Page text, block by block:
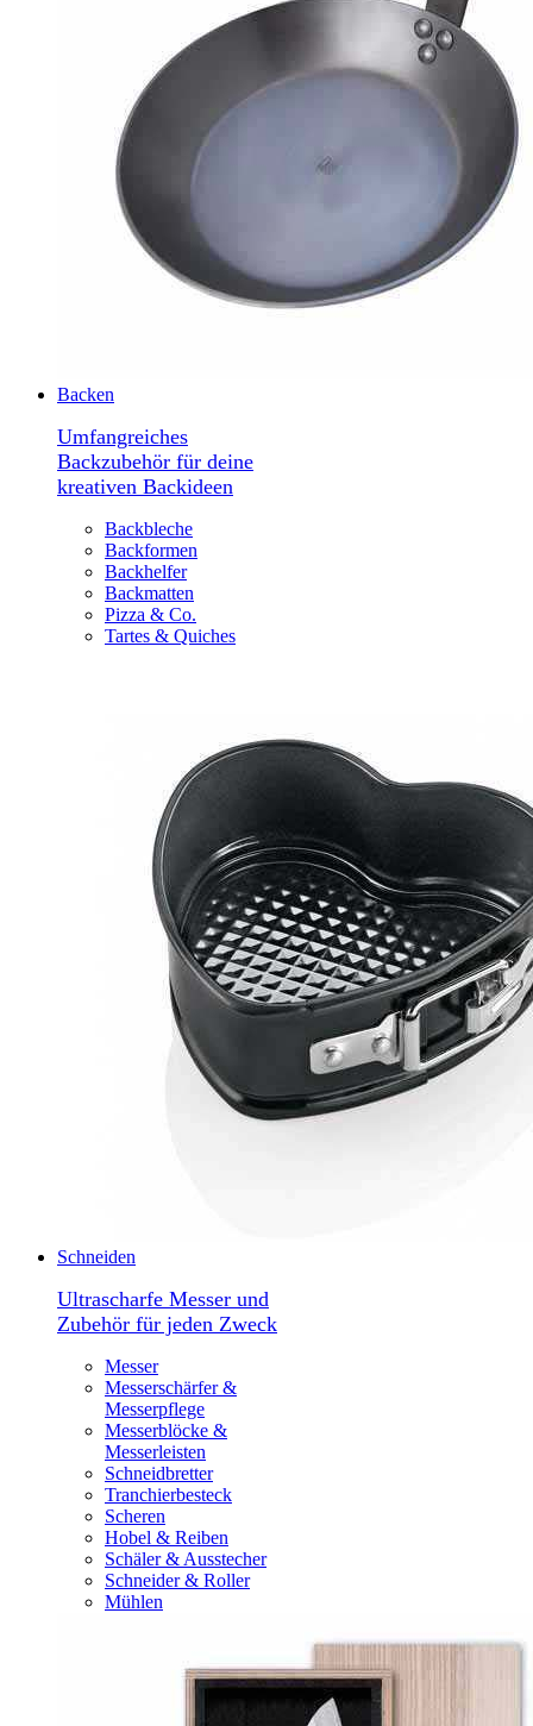
Backen
Umfangreiches
Backzubehör für deine
kreativen Backideen
Backbleche
Backformen
Backhelfer
Backmatten
Pizza & Co.
Tartes & Quiches
Schneiden
Ultrascharfe Messer und
Zubehör für jeden Zweck
Messer
Messerschärfer &
Messerpflege
Messerblöcke &
Messerleisten
Schneidbretter
Tranchierbesteck
Scheren
Hobel & Reiben
Schäler & Ausstecher
Schneider & Roller
Mühlen